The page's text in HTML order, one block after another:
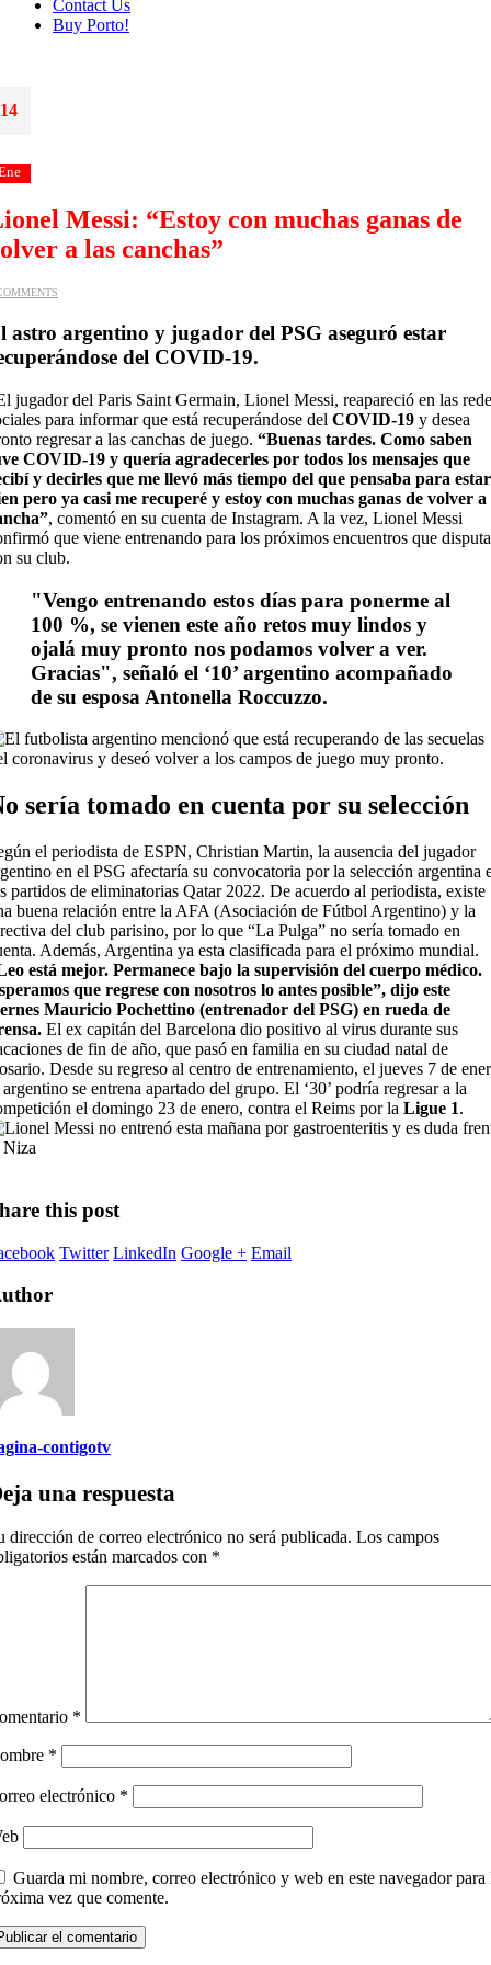
Contact Us
Buy Porto!
14
Messi: “Estoy con muchas ganas de
a las canchas”
astro argentino y jugador del PSG aseguró estar
del COVID-19.
jugador del Paris Saint Germain, Lionel Messi, reapareció en las
para informar que está recuperándose del COVID-19 y desea
regresar a las canchas de juego. “Buenas tardes. Como saben
COVID-19 y quería agradecerles por todos los mensajes que
y decirles que me llevó más tiempo del que pensaba para estar
pero ya casi me recuperé y estoy con muchas ganas de volver a
, comentó en su cuenta de Instagram. A la vez, Lionel Messi
que viene entrenando para los próximos encuentros que
su club.
"Vengo entrenando estos días para ponerme al
100 %, se vienen este año retos muy lindos y
ojalá muy pronto nos podamos volver a ver.
Gracias", señaló el ‘10’ argentino acompañado
de su esposa Antonella Roccuzzo.
sería tomado en cuenta por su selección
el periodista de ESPN, Christian Martin, la ausencia del jugador
en el PSG afectaría su convocatoria por la selección argentina
partidos de eliminatorias Qatar 2022. De acuerdo al periodista, existe
buena relación entre la AFA (Asociación de Fútbol Argentino) y la
del club parisino, por lo que “La Pulga” no sería tomado en
Además, Argentina ya esta clasificada para el próximo mundial.
está mejor. Permanece bajo la supervisión del cuerpo médico.
que regrese con nosotros lo antes posible”, dijo este
Mauricio Pochettino (entrenador del PSG) en rueda de
El ex capitán del Barcelona dio positivo al virus durante sus
de fin de año, que pasó en familia en su ciudad natal de
Desde su regreso al centro de entrenamiento, el jueves 7 de
se entrena apartado del grupo. El ‘30’ podría regresar a la
el domingo 23 de enero, contra el Reims por la Ligue 1.
this post
Twitter LinkedIn Google + Email
contigotv
una respuesta
dirección de correo electrónico no será publicada. Los campos
están marcados con *
*
*
electrónico *
Guarda mi nombre, correo electrónico y web en este navegador para
vez que comente.